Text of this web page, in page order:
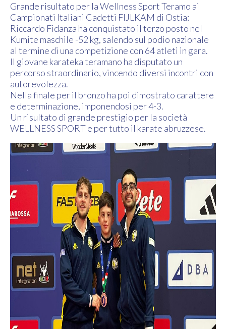
Grande risultato per la Wellness Sport Teramo ai
Campionati Italiani Cadetti FIJLKAM di Ostia:
Riccardo Fidanza ha conquistato il terzo posto nel
Kumite maschile -52 kg, salendo sul podio nazionale
al termine di una competizione con 64 atleti in gara.
Il giovane karateka teramano ha disputato un
percorso straordinario, vincendo diversi incontri con
autorevolezza.
Nella finale per il bronzo ha poi dimostrato carattere
e determinazione, imponendosi per 4-3.
Un risultato di grande prestigio per la società
WELLNESS SPORT e per tutto il karate abruzzese.